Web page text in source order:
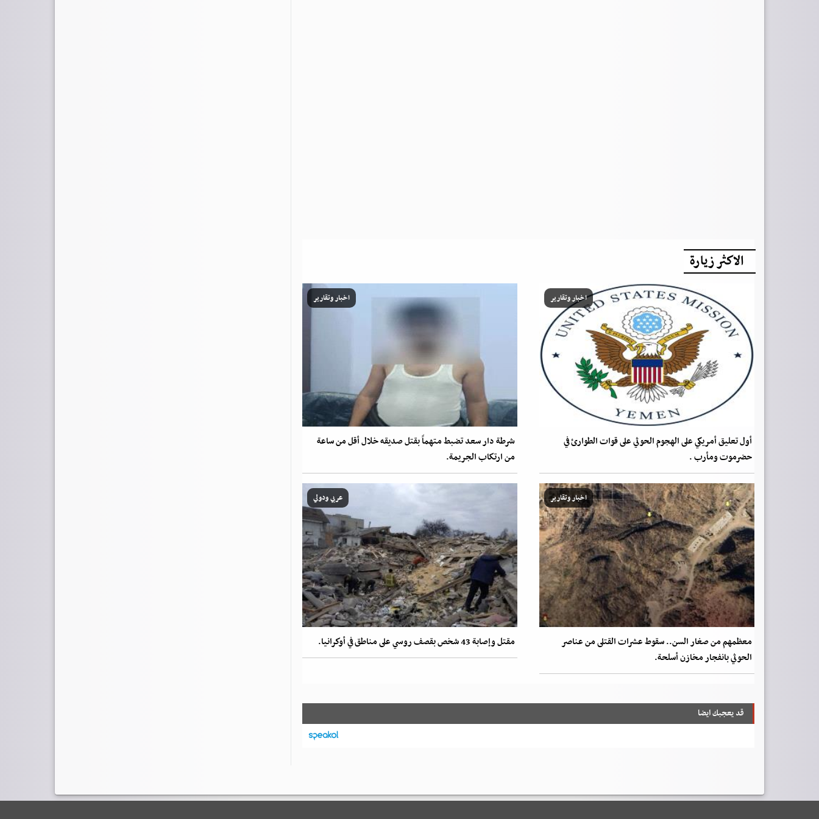
الاكثر زيارة
اخبار وتقارير
أول تعليق أمريكي على الهجوم الحوثي على قوات الطوارئ في
حضرموت ومأرب .
اخبار وتقارير
شرطة دار سعد تضبط متهماً بقتل صديقه خلال أقل من ساعة
من ارتكاب الجريمة.
اخبار وتقارير
معظمهم من صغار السن.. سقوط عشرات القتلى من عناصر
الحوثي بانفجار مخازن أسلحة.
عربي ودولي
مقتل وإصابة 43 شخص بقصف روسي على مناطق في أوكرانيا.
قد يعجبك ايضا